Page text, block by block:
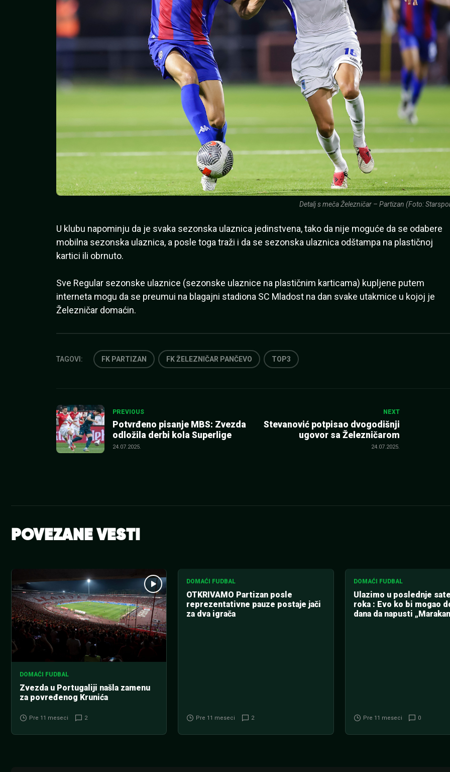
Detalj s meča Železničar – Partizan (Foto:
U klubu napominju da je svaka sezonska ulaznica jedinstvena, tako da nije moguće da se odabere
mobilna sezonska ulaznica, a posle toga traži i da se sezonska ulaznica odštampa na plastičnoj
kartici ili obrnuto.
Sve Regular sezonske ulaznice (sezonske ulaznice na plastičnim karticama) kupljene putem
interneta mogu da se preumui na blagajni stadiona SC Mladost na dan svake utakmice u kojoj je
Železničar domaćin.
TAGOVI: FK PARTIZAN FK ŽELEZNIČAR PANČEVO TOP3
Kretanje
članka
PREVIOUS
Potvrđeno pisanje MBS: Zvezda
odložila derbi kola Superlige
24.07.2025.
NEXT
Stevanović potpisao dvogodišnji
ugovor sa Železničarom
24.07.2025.
POVEZANE VESTI
DOMAĆI FUDBAL
Zvezda u Portugaliji našla zamenu
za povređenog Krunića
Pre 11 meseci 2
DOMAĆI FUDBAL
OTKRIVAMO Partizan posle
reprezentativne pauze postaje jači
za dva igrača
Pre 11 meseci 2
DOMAĆI FUDBAL
Ulazimo u poslednje
roka : Evo ko bi mogao
dana da napusti
Pre 11 meseci 0